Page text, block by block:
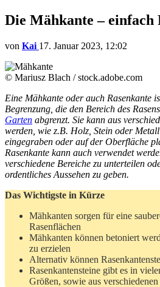
Die Mähkante – einfach
von Kai 17. Januar 2023, 12:02
© Mariusz Blach / stock.adobe.com
Eine Mähkante oder auch Rasenkante
Begrenzung, die den Bereich des
Garten abgrenzt. Sie kann aus
werden, wie z.B. Holz, Stein oder
eingegraben oder auf der Oberfläche
Rasenkante kann auch verwendet
verschiedene Bereiche zu unterteilen
ordentliches Aussehen zu geben.
Das Wichtigste in Kürze
Mähkanten sorgen für eine
Rasenflächen
Mähkanten können betoniert
zu erzielen
Alternativ können
Rasenkantensteine gibt es in
Größen, sowie aus